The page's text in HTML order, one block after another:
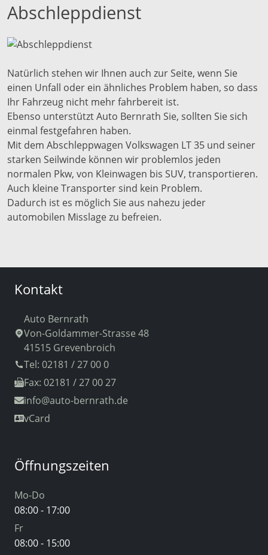
Abschleppdienst
Natürlich stehen wir Ihnen auch zur Seite, wenn Sie
einen Unfall oder ein ähnliches Problem haben, so dass
Ihr Fahrzeug nicht mehr fahrbereit ist.
Ebenso unterstützt Auto Bernrath Sie, sollten Sie sich
einmal festgefahren haben.
Mit dem Abschleppwagen Volkswagen LT 35 und seiner
starken Seilwinde können wir problemlos jeden
normalen Pkw, von Kleinwagen bis SUV, transportieren.
Auch kleine Transporter sind kein Problem.
Dadurch ist es möglich Sie aus nahezu jeder
automobilen Misslage zu befreien.
Kontakt
Auto Bernrath
Von-Goldammer-Strasse 48
41515 Grevenbroich
Tel: 02181 / 27 00 0
Fax: 02181 / 27 00 27
info@auto-bernrath.de
vCard
Öffnungszeiten
Mo-Do
08:00 - 17:00
Fr
08:00 - 15:00